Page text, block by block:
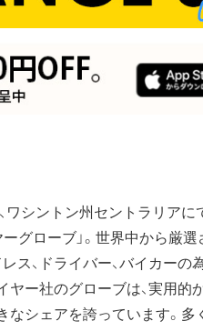
ワシントン州セントラリアに
ーグローブ」。世界中から厳
レス、ドライバー、バイカー
ヤー社のグローブは、実用的
なシェアを誇っています。多